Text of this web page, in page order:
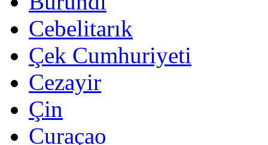
Cebelitarık
Çek Cumhuriyeti
Cezayir
Çin
Curaçao